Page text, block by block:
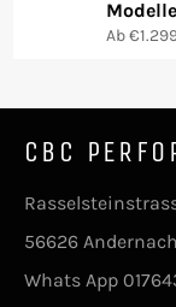
Modelle
Ab
CBC
56626 Andernach
Whats App